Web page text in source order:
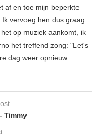
af en toe mijn beperkte
vervoeg hen dus graag
op muziek aankomt, ik
het treffend zong: "Let's
dag weer opnieuw.
Timmy